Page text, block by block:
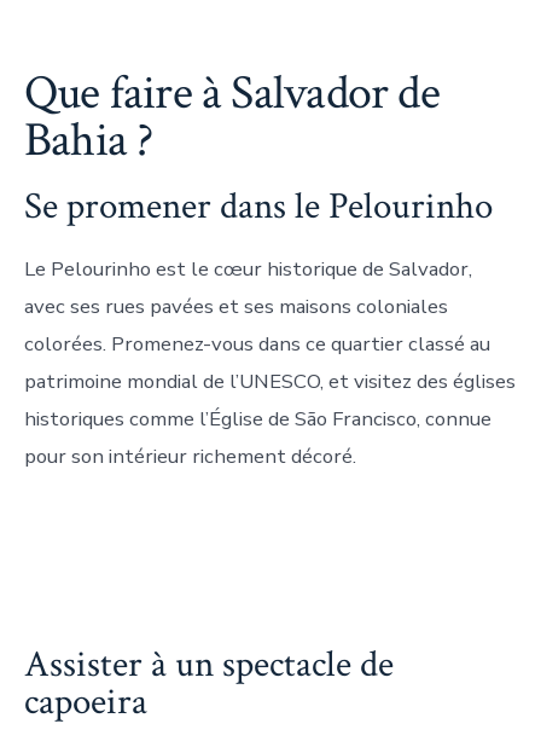
Que faire à Salvador de
Bahia ?
Se promener dans le Pelourinho
Le Pelourinho est le cœur historique de Salvador,
avec ses rues pavées et ses maisons coloniales
colorées. Promenez-vous dans ce quartier classé au
patrimoine mondial de l’UNESCO, et visitez des églises
historiques comme l’Église de São Francisco, connue
pour son intérieur richement décoré.
Assister à un spectacle de
capoeira